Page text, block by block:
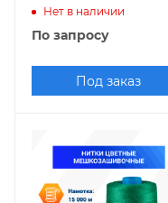
200текс, 7% силикон,
Нет в наличии
По запросу
Под заказ